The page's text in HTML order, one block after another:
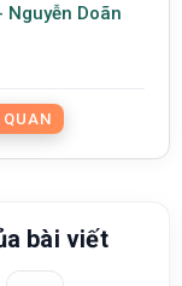
Nguyễn Doãn
bài viết